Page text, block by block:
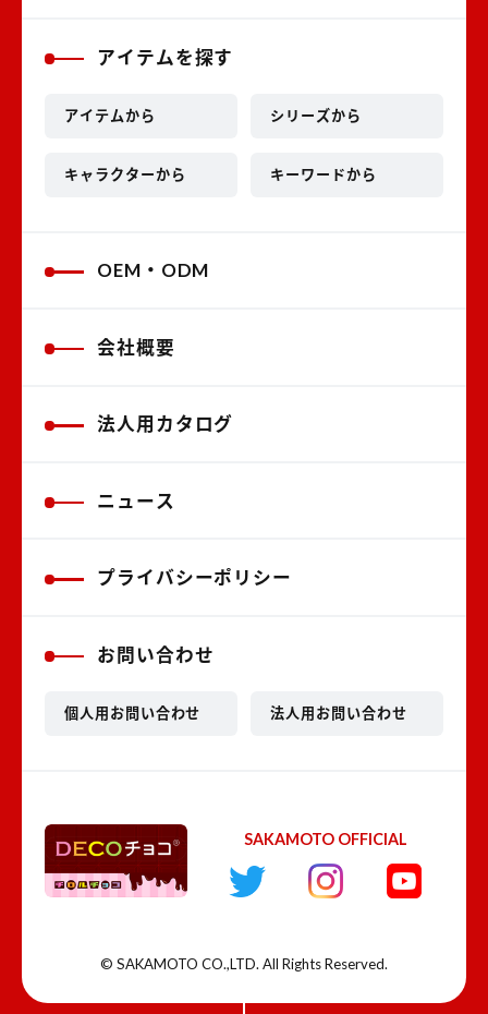
アイテムを探す
アイテムから シリーズから
キャラクターから キーワードから
OEM・ODM
会社概要
法人用カタログ
ニュース
プライバシーポリシー
お問い合わせ
個人用お問い合わせ 法人用お問い合わせ
SAKAMOTO OFFICIAL
© SAKAMOTO CO.,LTD. All Rights Reserved.